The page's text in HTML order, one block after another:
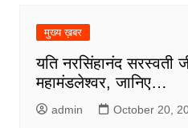
मुख्य ख़बर
यति नरसिंहानंद
महामंडलेश्वर, जानिए…
admin October 20,